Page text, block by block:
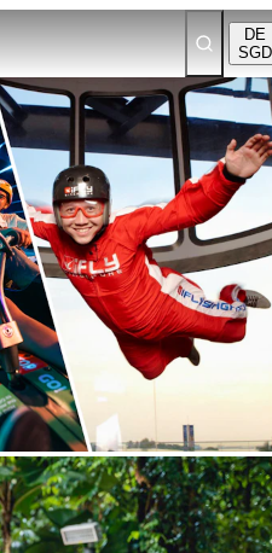
DE
SGD